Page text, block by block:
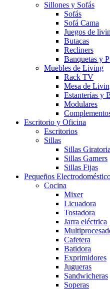
Sillones y Sofás
Sofás
Sofá Cama
Juegos de
Butacas
Recliners
Banquetas y
Muebles de Living
Rack TV
Mesa de
Estanterías y
Modulares
Escritorio y Oficina
Escritorios
Sillas
Sillas
Sillas Gamers
Sillas Fijas
Pequeños
Cocina
Mixer
Licuadora
Tostadora
Jarra eléctrica
Cafetera
Batidora
Exprimidores
Jugueras
Sandwicheras
Soperas